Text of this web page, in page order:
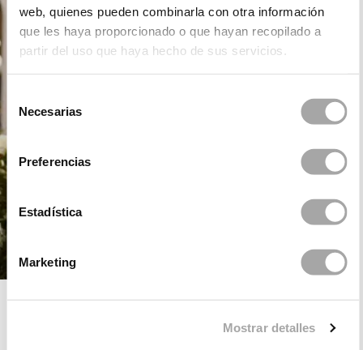
web, quienes pueden combinarla con otra información
que les haya proporcionado o que hayan recopilado a
partir del uso que haya hecho de sus servicios.
consentimiento
Necesarias
Preferencias
Estadística
Marketing
Mostrar detalles